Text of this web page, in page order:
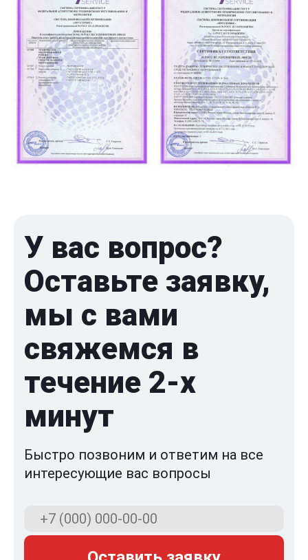
У вас вопрос?
Оставьте заявку,
мы с вами
свяжемся в
течение 2-x
минут
Быстро позвоним и ответим на все
интересующие вас вопросы